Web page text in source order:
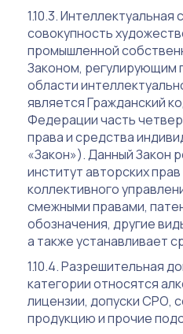
Интеллектуальная
совокупность
промышленной
Законом, регулирующим
области
является Гражданский
Федерации часть
права и средства
«Закон»). Данный Закон
институт авторских
коллективного
смежными правами,
обозначения, другие
а также устанавливает
Разрешительная
категории относятся
лицензии, допуски СРО,
продукцию и прочие